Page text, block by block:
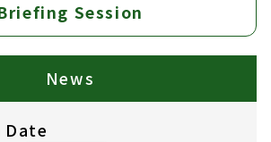
Session
News